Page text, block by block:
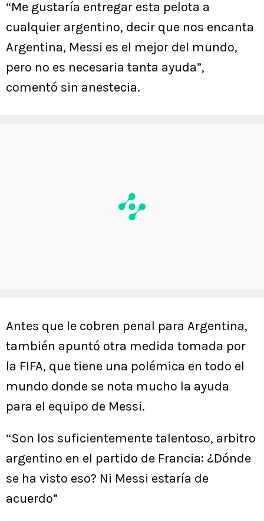
“Me gustaría entregar esta pelota a
cualquier argentino, decir que nos encanta
Argentina, Messi es el mejor del mundo,
pero no es necesaria tanta ayuda”,
comentó sin anestecia.
Antes que le cobren penal para Argentina,
también apuntó otra medida tomada por
la FIFA, que tiene una polémica en todo el
mundo donde se nota mucho la ayuda
para el equipo de Messi.
“Son los suficientemente talentoso, arbitro
argentino en el partido de Francia: ¿Dónde
se ha visto eso? Ni Messi estaría de
acuerdo”